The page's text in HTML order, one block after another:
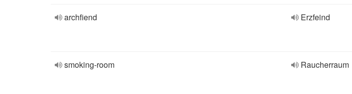
archfiend Erzfeind
smoking-room Raucherraum